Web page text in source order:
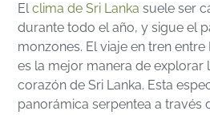
Elclima de Sri Lanka suele ser
durante todo el año, y sigue el
monzones. El viaje en tren
es la mejor manera de explorar
corazón de Sri Lanka. Esta
panorámica serpentea a través